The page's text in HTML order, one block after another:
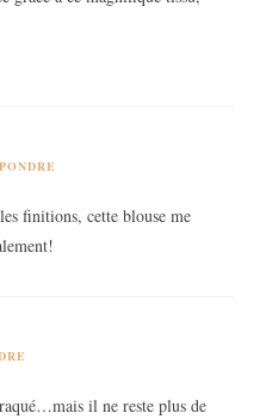
finitions, cette blouse me
il ne reste plus de